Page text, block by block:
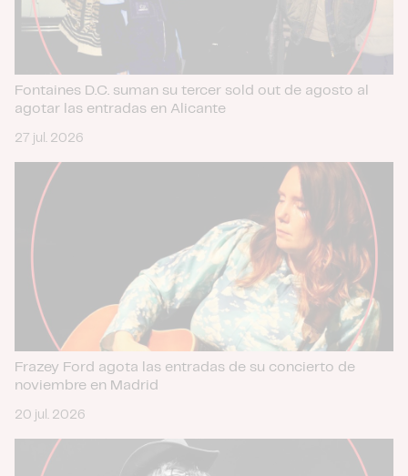
Fontaines D.C. suman su tercer sold out de agosto al
agotar las entradas en Alicante
27 jul. 2026
Frazey Ford agota las entradas de su concierto de
noviembre en Madrid
20 jul. 2026